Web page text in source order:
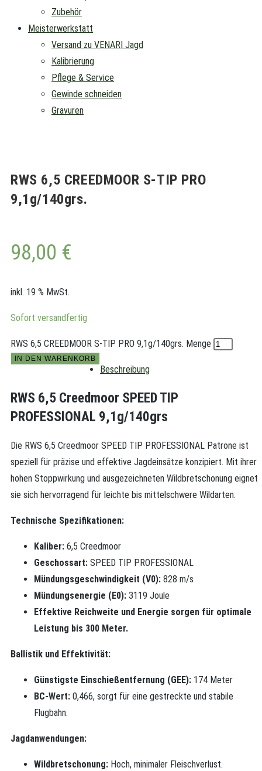
Zubehör
Meisterwerkstatt
Versand zu VENARI Jagd
Kalibrierung
Pflege & Service
Gewinde schneiden
Gravuren
RWS 6,5 CREEDMOOR S-TIP PRO
9,1g/140grs.
98,00 €
inkl. 19 % MwSt.
Sofort versandfertig
RWS 6,5 CREEDMOOR S-TIP PRO 9,1g/140grs. Menge
IN DEN WARENKORB
Beschreibung
RWS 6,5 Creedmoor SPEED TIP
PROFESSIONAL 9,1g/140grs
Die RWS 6,5 Creedmoor SPEED TIP PROFESSIONAL Patrone ist
speziell für präzise und effektive Jagdeinsätze konzipiert. Mit ihrer
hohen Stoppwirkung und ausgezeichneten Wildbretschonung eignet
sie sich hervorragend für leichte bis mittelschwere Wildarten.
Technische Spezifikationen:
Kaliber: 6,5 Creedmoor
Geschossart: SPEED TIP PROFESSIONAL
Mündungsgeschwindigkeit (V0): 828 m/s
Mündungsenergie (E0): 3119 Joule
Effektive Reichweite und Energie sorgen für optimale
Leistung bis 300 Meter.
Ballistik und Effektivität:
Günstigste Einschießentfernung (GEE): 174 Meter
BC-Wert: 0,466, sorgt für eine gestreckte und stabile
Flugbahn.
Jagdanwendungen:
Wildbretschonung: Hoch, minimaler Fleischverlust.